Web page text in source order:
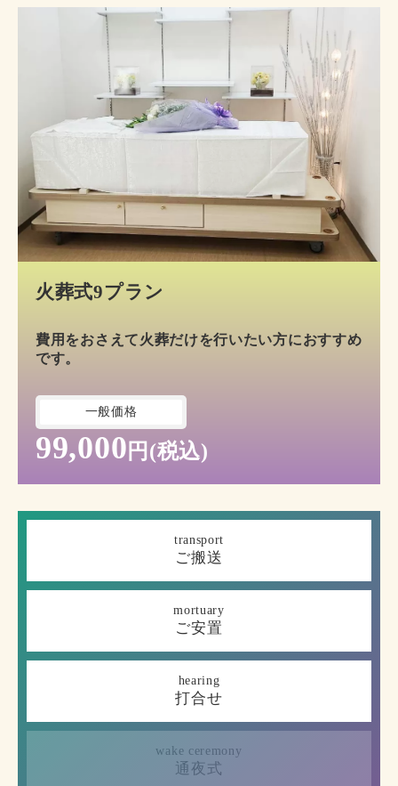
火葬式9プラン
費用をおさえて火葬だけを行いたい方におすすめ
です。
一般価格
99,000 円(税込)
transport
ご搬送
mortuary
ご安置
hearing
打合せ
wake ceremony
通夜式